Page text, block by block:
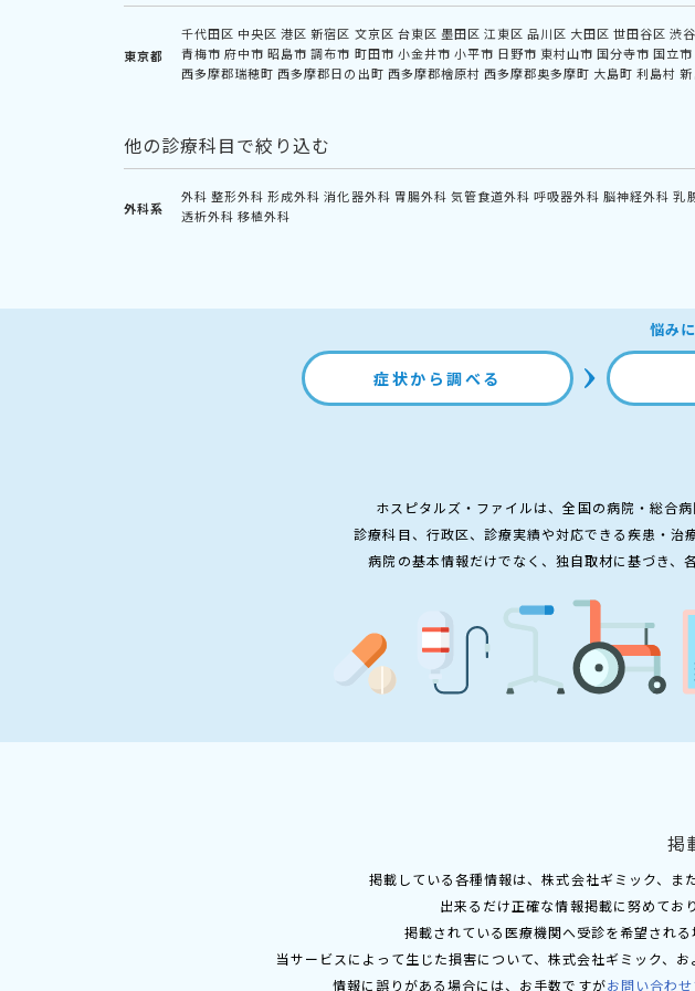
東京都
千代田区 中央区 港区 新宿区 文京区 台東区 墨田区 江東区 品川区 大田区 世田谷区 渋
青梅市 府中市 昭島市 調布市 町田市 小金井市 小平市 日野市 東村山市 国分寺市 国立市
西多摩郡瑞穂町 西多摩郡日の出町 西多摩郡檜原村 西多摩郡奥多摩町 大島町 利島村
他の診療科目で絞り込む
外科系
外科 整形外科 形成外科 消化器外科 胃腸外科 気管食道外科 呼吸器外科 脳神経外科 乳
透析外科 移植外科
悩み
症状から調べる
ホスピタルズ・ファイルは、全国の病院・総合
診療科目、行政区、診療実績や対応できる疾患・治
病院の基本情報だけでなく、独自取材に基づき、
掲
掲載している各種情報は、株式会社ギミック、ま
出来るだけ正確な情報掲載に努めてお
掲載されている医療機関へ受診を希望され
当サービスによって生じた損害について、株式会社ギミック、
情報に誤りがある場合には、お手数ですがお問い合わ